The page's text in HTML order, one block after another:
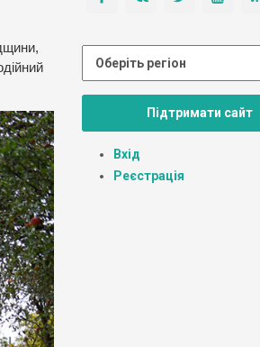
Підтримати сайт
Вхід
Реєстрація